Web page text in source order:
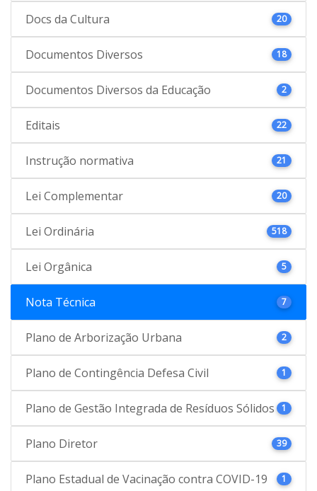
Docs da Cultura 20
Documentos Diversos 18
Documentos Diversos da Educação 2
Editais 22
Instrução normativa 21
Lei Complementar 20
Lei Ordinária 518
Lei Orgânica 5
Nota Técnica 7
Plano de Arborização Urbana 2
Plano de Contingência Defesa Civil 1
Plano de Gestão Integrada de Resíduos Sólidos 1
Plano Diretor 39
Plano Estadual de Vacinação contra COVID-19 1